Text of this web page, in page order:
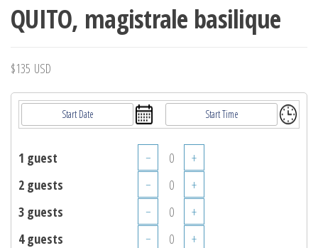
QUITO, magistrale basilique
$135 USD
1 guest −
+
2 guests
−
+
3 guests
−
+
4 guests
−
+